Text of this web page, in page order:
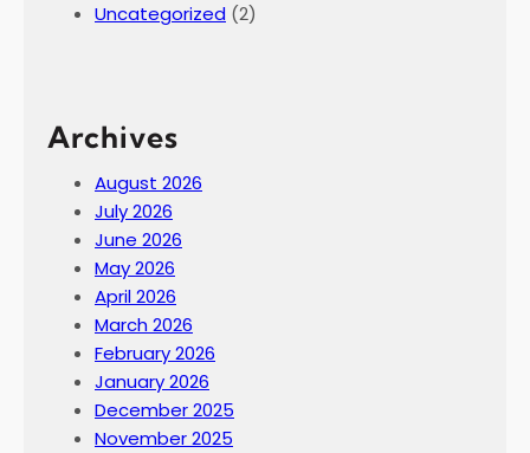
Uncategorized (2)
Archives
August 2026
July 2026
June 2026
May 2026
April 2026
March 2026
February 2026
January 2026
December 2025
November 2025